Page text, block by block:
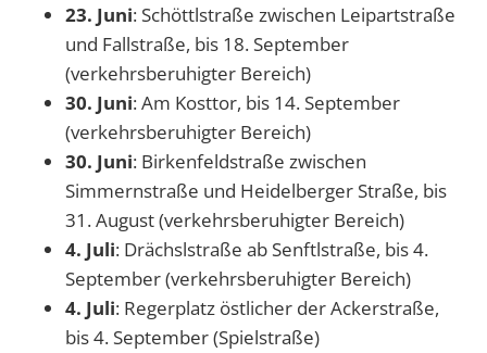
23. Juni: Schöttlstraße zwischen Leipartstraße
und Fallstraße, bis 18. September
(verkehrsberuhigter Bereich)
30. Juni: Am Kosttor, bis 14. September
(verkehrsberuhigter Bereich)
30. Juni: Birkenfeldstraße zwischen
Simmernstraße und Heidelberger Straße, bis
31. August (verkehrsberuhigter Bereich)
4. Juli: Drächslstraße ab Senftlstraße, bis 4.
September (verkehrsberuhigter Bereich)
4. Juli: Regerplatz östlicher der Ackerstraße,
bis 4. September (Spielstraße)